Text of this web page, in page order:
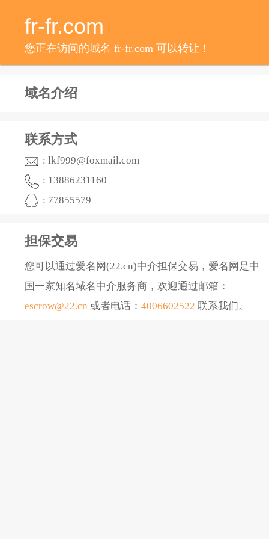
fr-fr.com
您正在访问的域名 fr-fr.com 可以转让！
域名介绍
联系方式
: lkf999@foxmail.com
: 13886231160
: 77855579
担保交易
您可以通过爱名网(22.cn)中介担保交易，爱名网是中
国一家知名域名中介服务商，欢迎通过邮箱：
escrow@22.cn 或者电话： 4006602522 联系我们。